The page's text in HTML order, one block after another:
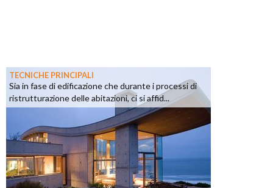
TECNICHE PRINCIPALI
Sia in fase di edificazione che durante i processi di
ristrutturazione delle abitazioni, ci si affid...